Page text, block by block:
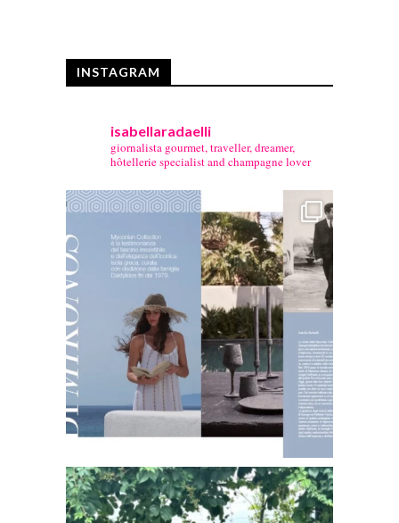
INSTAGRAM
isabellaradaelli
giornalista gourmet, traveller, dreamer,
hôtellerie specialist and champagne lover